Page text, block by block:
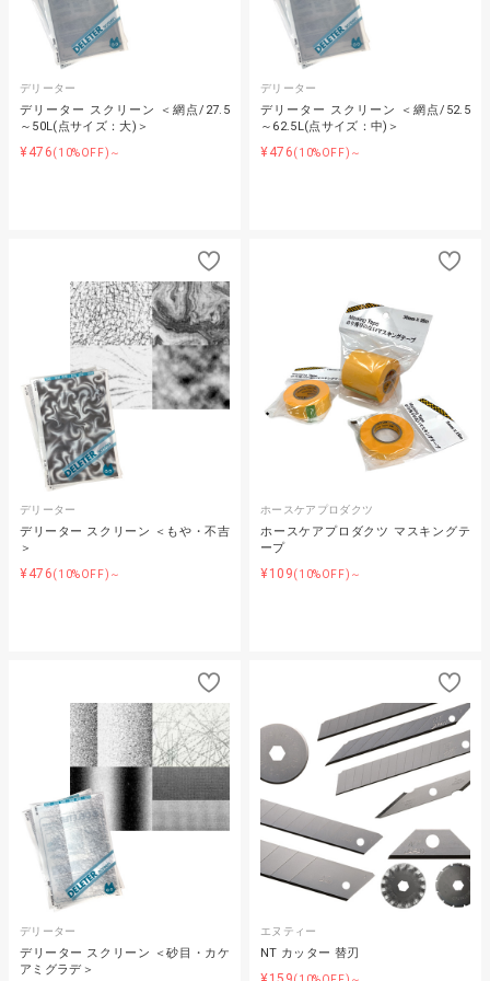
デリーター
デリーター スクリーン ＜網点/27.5
～50L(点サイズ：大)＞
¥476(10%OFF)～
デリーター
デリーター スクリーン ＜網点/52.5
～62.5L(点サイズ：中)＞
¥476(10%OFF)～
デリーター
デリーター スクリーン ＜もや・不吉
＞
¥476(10%OFF)～
ホースケアプロダクツ
ホースケアプロダクツ マスキングテ
ープ
¥109(10%OFF)～
デリーター
デリーター スクリーン ＜砂目・カケ
アミグラデ＞
エヌティー
NT カッター 替刃